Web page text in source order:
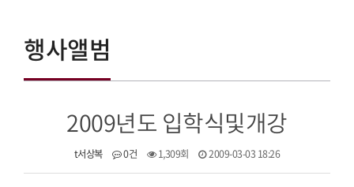
행사앨범
2009년도 입학식및개강
t서상복 0건 1,309회 2009-03-03 18:26